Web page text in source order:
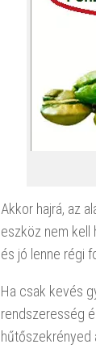
Akkor hajrá, az
eszköz nem kell
és jó lenne régi
Ha csak kevés
rendszeresség
hűtőszekrényed